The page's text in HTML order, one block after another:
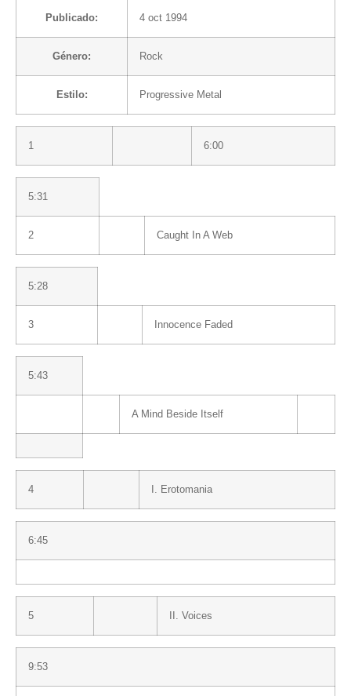
Publicado: 4 oct 1994
Género: Rock
Estilo: Progressive Metal
1 6:00
5:31
2 Caught In A Web
5:28
3 Innocence Faded
5:43
A Mind Beside Itself
4 I. Erotomania
6:45
5 II. Voices
9:53